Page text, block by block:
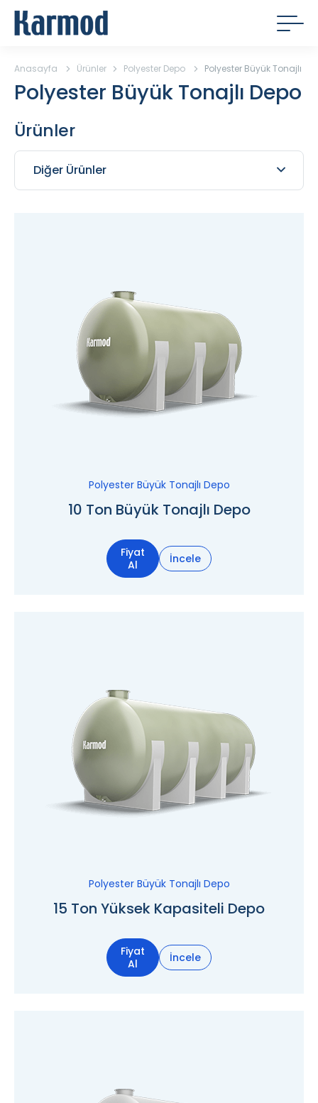
Anasayfa Ürünler Polyester Depo Polyester Büyük Tonajlı
Polyester Büyük Tonajlı Depo
Ürünler
Diğer Ürünler
Polyester Büyük Tonajlı Depo
10 Ton Büyük Tonajlı Depo
Fiyat
Al
İncele
Polyester Büyük Tonajlı Depo
15 Ton Yüksek Kapasiteli Depo
Fiyat
Al
İncele